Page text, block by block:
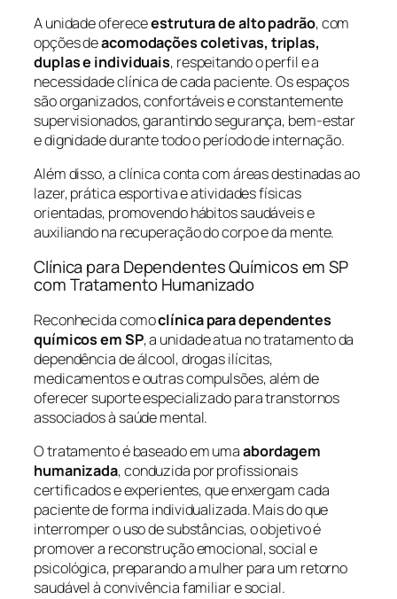
A unidade ofereceestrutura de alto padrão, com
opções deacomodações coletivas, triplas,
duplas e individuais, respeitando o perfil e a
necessidade clínica de cada paciente. Os espaços
são organizados, confortáveis e constantemente
supervisionados, garantindo segurança, bem-estar
e dignidade durante todo o período de internação.
Além disso, a clínica conta com áreas destinadas ao
lazer, prática esportiva e atividades físicas
orientadas, promovendo hábitos saudáveis e
auxiliando na recuperação do corpo e da mente.
Clínica para Dependentes Químicos em SP
com Tratamento Humanizado
Reconhecida comoclínica para dependentes
químicos em SP, a unidade atua no tratamento da
dependência de álcool, drogas ilícitas,
medicamentos e outras compulsões, além de
oferecer suporte especializado para transtornos
associados à saúde mental.
O tratamento é baseado em umaabordagem
humanizada, conduzida por profissionais
certificados e experientes, que enxergam cada
paciente de forma individualizada. Mais do que
interromper o uso de substâncias, o objetivo é
promover a reconstrução emocional, social e
psicológica, preparando a mulher para um retorno
saudável à convivência familiar e social.